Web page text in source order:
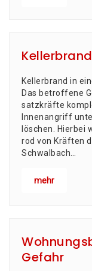
Kellerbrand
Kel­ler­brand in
Das betrof­fe­ne
satz­kräf­te
Innen­an­griff
löschen. Hier­bei
rod von Kräf­ten
Schwal­bach…
mehr
Gefahr